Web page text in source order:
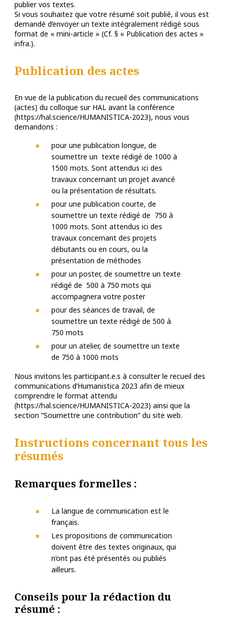
publier vos textes.
Si vous souhaitez que votre résumé soit publié, il vous est
demandé d’envoyer un texte intégralement rédigé sous
format de « mini-article » (Cf. § « Publication des actes »
infra.).
Publication des actes
En vue de la publication du recueil des communications
(actes) du colloque sur HAL avant la conférence
(https://hal.science/HUMANISTICA-2023), nous vous
demandons :
pour une publication longue, de
soumettre un texte rédigé de 1000 à
1500 mots. Sont attendus ici des
travaux concernant un projet avancé
ou la présentation de résultats.
pour une publication courte, de
soumettre un texte rédigé de 750 à
1000 mots. Sont attendus ici des
travaux concernant des projets
débutants ou en cours, ou la
présentation de méthodes
pour un poster, de soumettre un texte
rédigé de 500 à 750 mots qui
accompagnera votre poster
pour des séances de travail, de
soumettre un texte rédigé de 500 à
750 mots
pour un atelier, de soumettre un texte
de 750 à 1000 mots
Nous invitons les participant.e.s à consulter le recueil des
communications d’Humanistica 2023 afin de mieux
comprendre le format attendu
(https://hal.science/HUMANISTICA-2023) ainsi que la
section “Soumettre une contribution” du site web.
Instructions concernant tous les
résumés
Remarques formelles :
La langue de communication est le
français.
Les propositions de communication
doivent être des textes originaux, qui
n’ont pas été présentés ou publiés
ailleurs.
Conseils pour la rédaction du
résumé :